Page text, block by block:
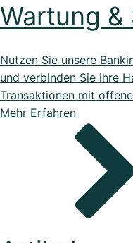
Wartung &
Nutzen Sie unsere
und verbinden Sie ihre
Transaktionen mit
Mehr Erfahren